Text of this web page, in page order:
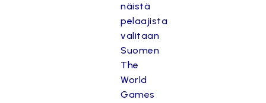
näistä
pelaajista
valitaan
Suomen
The
World
Games